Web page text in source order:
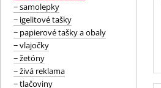
− samolepky
− igelitové tašky
− papierové tašky a obaly
− vlajočky
− žetóny
− živá reklama
− tlačoviny